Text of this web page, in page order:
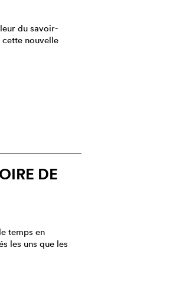
du savoir-
nouvelle
DE
temps en
les uns que les